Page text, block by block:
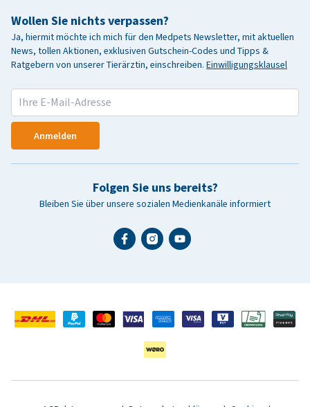
Wollen Sie nichts verpassen?
Ja, hiermit möchte ich mich für den Medpets Newsletter, mit aktuellen
News, tollen Aktionen, exklusiven Gutschein-Codes und Tipps &
Ratgebern von unserer Tierärztin, einschreiben. Einwilligungsklausel
Anmelden
Folgen Sie uns bereits?
Bleiben Sie über unsere sozialen Medienkanäle informiert